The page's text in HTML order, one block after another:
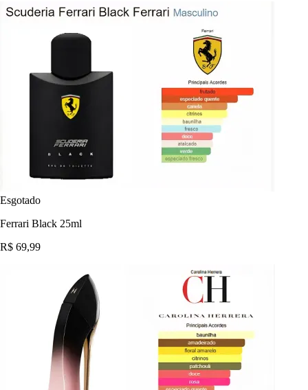
Esgotado
Ferrari Black 25ml
R$ 69,99